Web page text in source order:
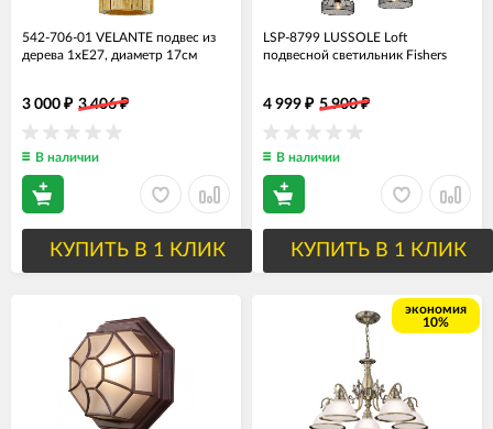
542-706-01 VELANTE подвес из
дерева 1хЕ27, диаметр 17см
3 000 ₽ 3 406₽
В наличии
КУПИТЬ В 1 КЛИК
LSP-8799 LUSSOLE Loft
подвесной светильник Fishers
4 999 ₽ 5 900₽
В наличии
КУПИТЬ В 1 КЛИК
экономия
10%